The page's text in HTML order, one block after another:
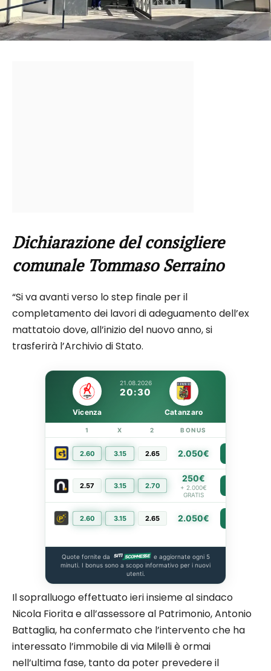
Dichiarazione del consigliere
comunale Tommaso Serraino
“Si va avanti verso lo step finale per il
completamento dei lavori di adeguamento dell’ex
mattatoio dove, all’inizio del nuovo anno, si
trasferirà l’Archivio di Stato.
21.08.2026
20:30
Vicenza Catanzaro
1 X 2 BONUS
2.60 3.15 2.65 2.050€
2.57 3.15 2.70
250€
+ 2.000€
GRATIS
2.60 3.15 2.65 2.050€
Quote fornite da
e aggiornate ogni 5
minuti. I bonus sono a scopo informativo per i nuovi
utenti.
Il sopralluogo effettuato ieri insieme al sindaco
Nicola Fiorita e all’assessore al Patrimonio, Antonio
Battaglia, ha confermato che l’intervento che ha
interessato l’immobile di via Milelli è ormai
nell’ultima fase, tanto da poter prevedere il